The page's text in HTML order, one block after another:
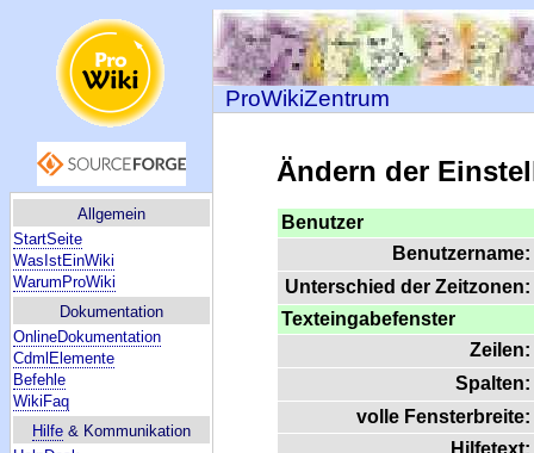
Allgemein
StartSeite
WasIstEinWiki
WarumProWiki
Dokumentation
OnlineDokumentation
CdmlElemente
Befehle
WikiFaq
Hilfe & Kommunikation
ProWikiZentrum
Ändern der
Benutzer
Benutzername:
Unterschied der Zeitzonen:
Texteingabefenster
Zeilen:
Spalten:
volle Fensterbreite:
Hilfetext: